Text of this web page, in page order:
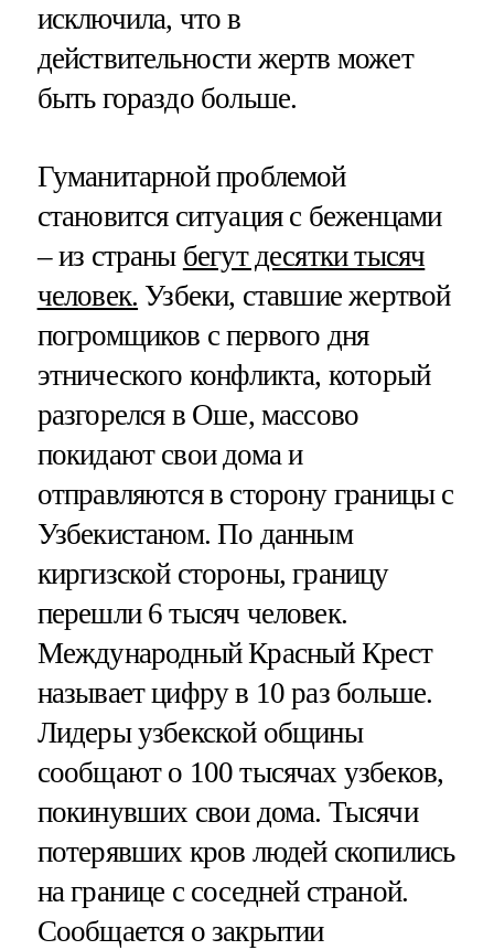
исключила, что в
действительности жертв может
быть гораздо больше.
Гуманитарной проблемой
становится ситуация с беженцами
– из страны бегут десятки тысяч
человек. Узбеки, ставшие жертвой
погромщиков с первого дня
этнического конфликта, который
разгорелся в Оше, массово
покидают свои дома и
отправляются в сторону границы с
Узбекистаном. По данным
киргизской стороны, границу
перешли 6 тысяч человек.
Международный Красный Крест
называет цифру в 10 раз больше.
Лидеры узбекской общины
сообщают о 100 тысячах узбеков,
покинувших свои дома. Тысячи
потерявших кров людей скопились
на границе с соседней страной.
Сообщается о закрытии